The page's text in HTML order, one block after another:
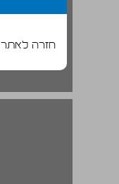
חזרה לאתר